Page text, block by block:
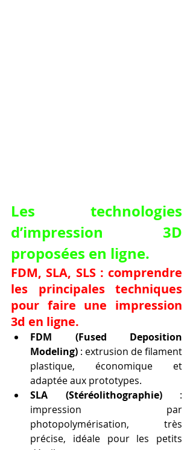
Les technologies
d’impression 3D
proposées en ligne.
FDM, SLA, SLS : comprendre
les principales techniques
pour faire une impression
3d en ligne.
FDM (Fused Deposition
Modeling) : extrusion de filament
plastique, économique et
adaptée aux prototypes.
SLA (Stéréolithographie) :
impression par
photopolymérisation, très
précise, idéale pour les petits